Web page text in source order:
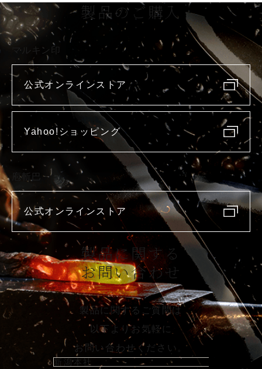
製品のご購入
マルキン印
公式オンラインストア
Yahoo!ショッピング
庖斬巴
公式オンラインストア
製品に関する
お問い合わせ
製品に関するご質問は
以下よりお気軽に
お問い合わせください。
新潟本社